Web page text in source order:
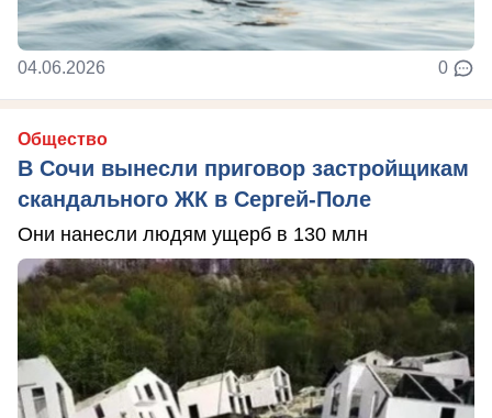
04.06.2026 0
Общество
В Сочи вынесли приговор застройщикам
скандального ЖК в Сергей-Поле
Они нанесли людям ущерб в 130 млн